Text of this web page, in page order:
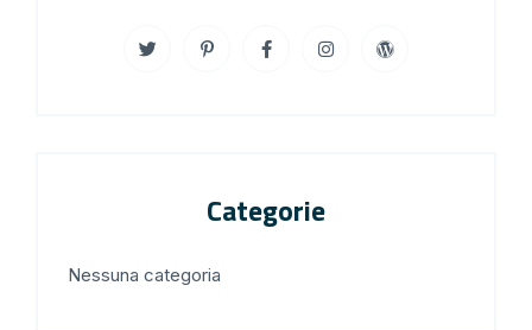
Categorie
Nessuna categoria